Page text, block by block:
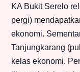
KA Bukit Serelo
pergi)
ekonomi.
Tanjungkarang
kelas ekonomi.